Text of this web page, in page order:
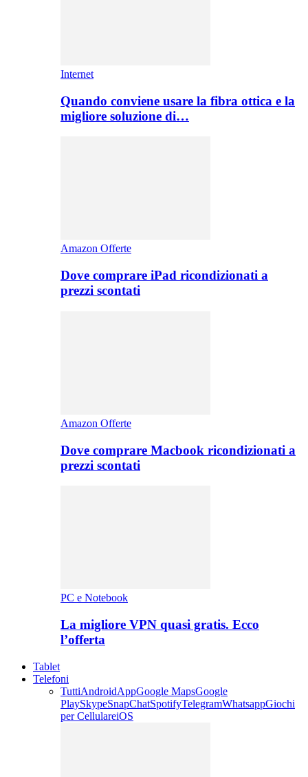
Internet
Quando conviene usare la fibra ottica e la
migliore soluzione di…
Amazon Offerte
Dove comprare iPad ricondizionati a
prezzi scontati
Amazon Offerte
Dove comprare Macbook ricondizionati a
prezzi scontati
PC e Notebook
La migliore VPN quasi gratis. Ecco
l’offerta
Tablet
Telefoni
TuttiAndroidAppGoogle MapsGoogle
PlaySkypeSnapChatSpotifyTelegramWhatsappGiochi
per CellulareiOS